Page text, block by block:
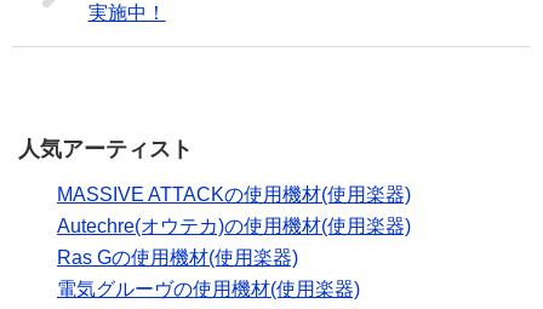
実施中！
人気アーティスト
MASSIVE ATTACKの使用機材(使用楽器)
Autechre(オウテカ)の使用機材(使用楽器)
Ras Gの使用機材(使用楽器)
電気グルーヴの使用機材(使用楽器)